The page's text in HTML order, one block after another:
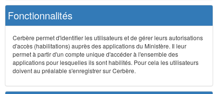
Fonctionnalités
Cerbère permet d'identifier les utilisateurs et de gérer leurs autorisations
d'accès (habilitations) auprès des applications du Ministère. Il leur
permet à partir d'un compte unique d'accéder à l'ensemble des
applications pour lesquelles ils sont habilités. Pour cela les utilisateurs
doivent au préalable s'enregistrer sur Cerbère.